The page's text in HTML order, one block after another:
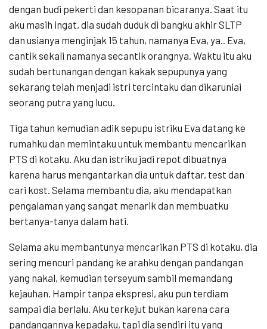
dengan budi pekerti dan kesopanan bicaranya. Saat itu
aku masih ingat, dia sudah duduk di bangku akhir SLTP
dan usianya menginjak 15 tahun, namanya Eva, ya.. Eva,
cantik sekali namanya secantik orangnya. Waktu itu aku
sudah bertunangan dengan kakak sepupunya yang
sekarang telah menjadi istri tercintaku dan dikaruniai
seorang putra yang lucu.
Tiga tahun kemudian adik sepupu istriku Eva datang ke
rumahku dan memintaku untuk membantu mencarikan
PTS di kotaku. Aku dan istriku jadi repot dibuatnya
karena harus mengantarkan dia untuk daftar, test dan
cari kost. Selama membantu dia, aku mendapatkan
pengalaman yang sangat menarik dan membuatku
bertanya-tanya dalam hati.
Selama aku membantunya mencarikan PTS di kotaku, dia
sering mencuri pandang ke arahku dengan pandangan
yang nakal, kemudian terseyum sambil memandang
kejauhan. Hampir tanpa ekspresi, aku pun terdiam
sampai dia berlalu. Aku terkejut bukan karena cara
pandangannya kepadaku, tapi dia sendiri itu yang